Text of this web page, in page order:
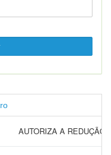
AUTORIZA A REDUÇÃO